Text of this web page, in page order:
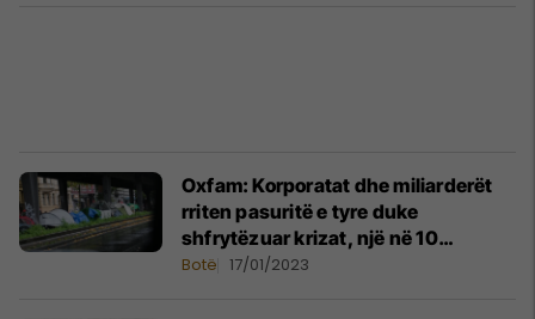
Oxfam: Korporatat dhe miliarderët
rriten pasuritë e tyre duke
shfrytëzuar krizat, një në 10
persona në botë është i uritur
Botë 17/01/2023